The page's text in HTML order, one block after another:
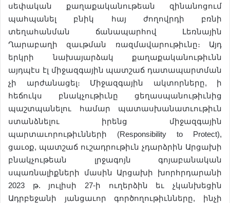
սեփական քաղաքականութեան զինանոցում
պահպանել բնիկ հայ ժողովրդի բռնի
տեղահանման ճանապարհով Լեռնային
Ղարաբաղի զաւթման ռազմավարութիւնը։ Այդ
երկրի նախայարձակ քաղաքականութիւնն
այդպէս էլ միջազգային պատշաճ դատապարտման
չի արժանացել։ Միջազգային ակտորները, ի
հեճուկս բնակչութիւնը ցեղասպանութիւնից
պաշտպանելու համար պատասխանատւութիւն
ստանձնելու իրենց միջազգային
պարտաւորութիւնների (Responsibility to Protect),
ցաւօք, պատշաճ ուշադրութիւն չդարձրին Արցախի
բնակչութեան լրջագոյն գոյաբանական
սպառնալիքների մասին Արցախի խորհրդարանի
2023 թ. յուլիսի 27-ի ուղերձին եւ չկանխեցին
Ադրբեջանի յանցաւոր գործողութիւնները, ինչի